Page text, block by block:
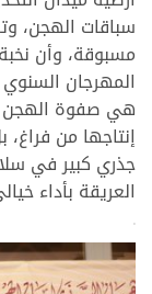
سباقات الهجن،
مسبوقة، وأن
المهرجان
هي صفوة الهجن
إنتاجها من
جذري كبير في
العريقة بأداء
>